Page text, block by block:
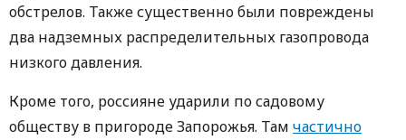
обстрелов. Также существенно были повреждены
два надземных распределительных газопровода
низкого давления.
Кроме того, россияне ударили по садовому
обществу в пригороде Запорожья. Там частично